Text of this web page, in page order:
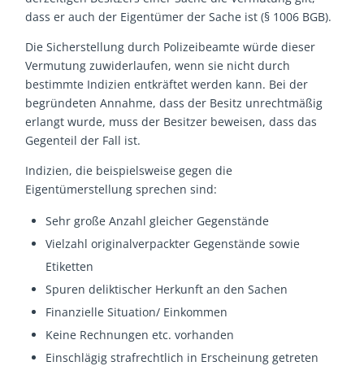
dass er auch der Eigentümer der Sache ist (§ 1006 BGB).
Die Sicherstellung durch Polizeibeamte würde dieser
Vermutung zuwiderlaufen, wenn sie nicht durch
bestimmte Indizien entkräftet werden kann. Bei der
begründeten Annahme, dass der Besitz unrechtmäßig
erlangt wurde, muss der Besitzer beweisen, dass das
Gegenteil der Fall ist.
Indizien, die beispielsweise gegen die
Eigentümerstellung sprechen sind:
Sehr große Anzahl gleicher Gegenstände
Vielzahl originalverpackter Gegenstände sowie
Etiketten
Spuren deliktischer Herkunft an den Sachen
Finanzielle Situation/ Einkommen
Keine Rechnungen etc. vorhanden
Einschlägig strafrechtlich in Erscheinung getreten